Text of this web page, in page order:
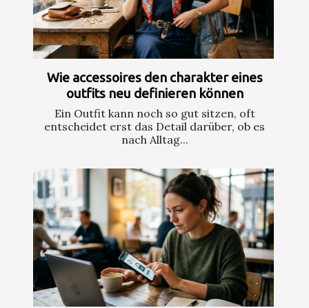
Wie accessoires den charakter eines
outfits neu definieren können
Ein Outfit kann noch so gut sitzen, oft
entscheidet erst das Detail darüber, ob es
nach Alltag...